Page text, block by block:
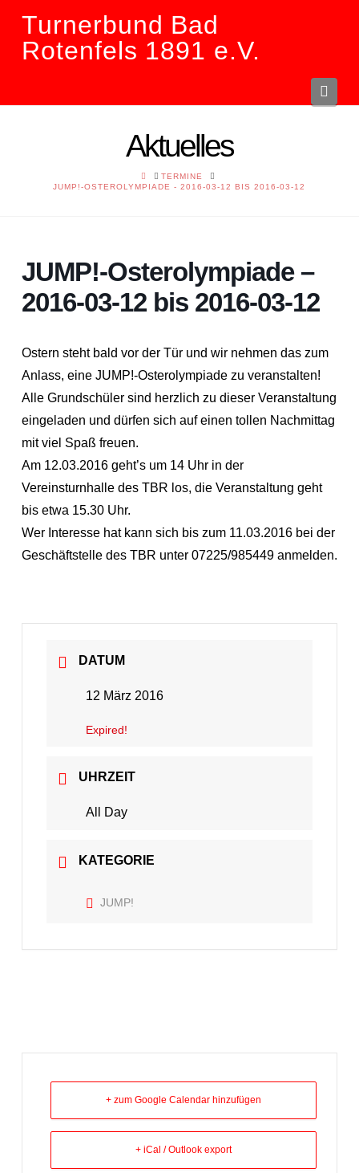
Turnerbund Bad
Rotenfels 1891 e.V.
Aktuelles
HOMETERMINE
JUMP!-OSTEROLYMPIADE - 2016-03-12 BIS 2016-03-12
JUMP!-Osterolympiade –
2016-03-12 bis 2016-03-12
Ostern steht bald vor der Tür und wir nehmen das zum
Anlass, eine JUMP!-Osterolympiade zu veranstalten!
Alle Grundschüler sind herzlich zu dieser Veranstaltung
eingeladen und dürfen sich auf einen tollen Nachmittag
mit viel Spaß freuen.
Am 12.03.2016 geht’s um 14 Uhr in der
Vereinsturnhalle des TBR los, die Veranstaltung geht
bis etwa 15.30 Uhr.
Wer Interesse hat kann sich bis zum 11.03.2016 bei der
Geschäftstelle des TBR unter 07225/985449 anmelden.
DATUM
12 März 2016
Expired!
UHRZEIT
All Day
KATEGORIE
JUMP!
+ zum Google Calendar hinzufügen
+ iCal / Outlook export